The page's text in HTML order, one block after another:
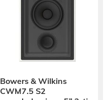
Bowers & Wilkins
CWM7.5 S2